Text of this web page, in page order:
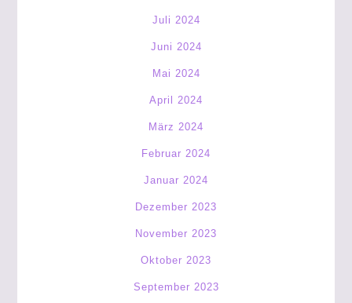
Juli 2024
Juni 2024
Mai 2024
April 2024
März 2024
Februar 2024
Januar 2024
Dezember 2023
November 2023
Oktober 2023
September 2023